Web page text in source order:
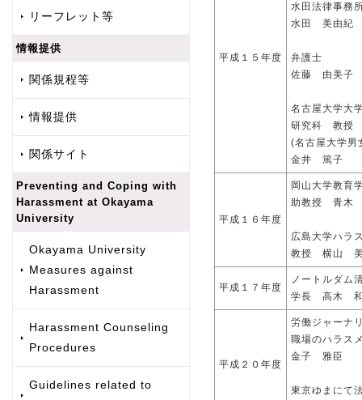
リーフレット等
情報提供
関係規程等
情報提供
関係サイト
Preventing and Coping with
Harassment at Okayama
University
Okayama University
Measures against
Harassment
Harassment Counseling
Procedures
Guidelines related to
平成１５年度
水田法律事務
水田 美由紀
弁護士
佐藤 由美子
名古屋大学大
研究科 教授
(名古屋大学男
金井 篤子
平成１６年度
岡山大学教育
助教授 青木
広島大学ハラ
教授 横山
平成１７年度
ノートルダム
学長 高木
平成２０年度
労働ジャーナ
職場のハラス
金子 雅臣
東京ゆまにて